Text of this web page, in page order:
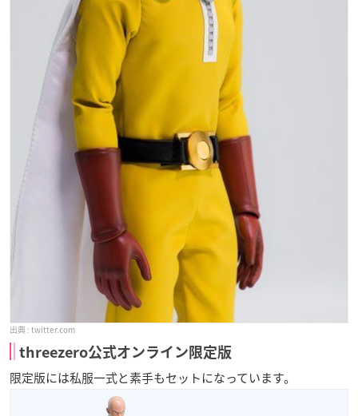
twitter.com
threezero公式オンライン限定版
限定版には私服一式と素手もセットになっています。